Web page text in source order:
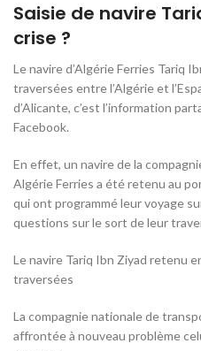
Saisie de navire
crise ?
Le navire d’Algérie Ferries Tariq
traversées entre l’Algérie et
d’Alicante, c’est l’information
Facebook.
En effet, un navire de la
Algérie Ferries a été retenu au
qui ont programmé leur voyage
questions sur le sort de leur
Le navire Tariq Ibn Ziyad retenu
traversées
La compagnie nationale de
affrontée à nouveau problème